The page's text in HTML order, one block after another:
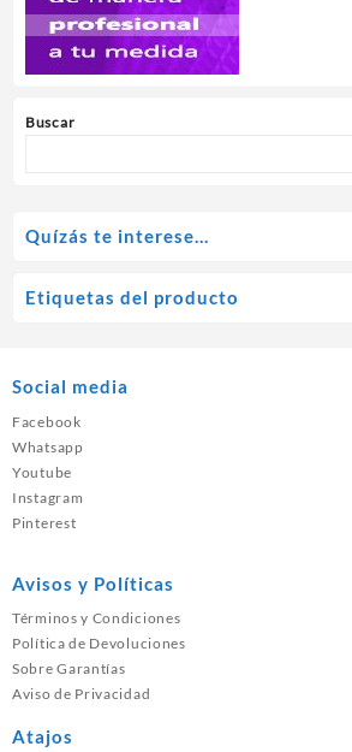
Buscar
Quízás te interese…
Etiquetas del producto
Social media
Facebook
Whatsapp
Youtube
Instagram
Pinterest
Avisos y Políticas
Términos y Condiciones
Política de Devoluciones
Sobre Garantías
Aviso de Privacidad
Atajos